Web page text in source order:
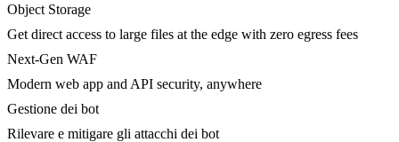
Object Storage
Get direct access to large files at the edge with zero egress fees
Next-Gen WAF
Modern web app and API security, anywhere
Gestione dei bot
Rilevare e mitigare gli attacchi dei bot